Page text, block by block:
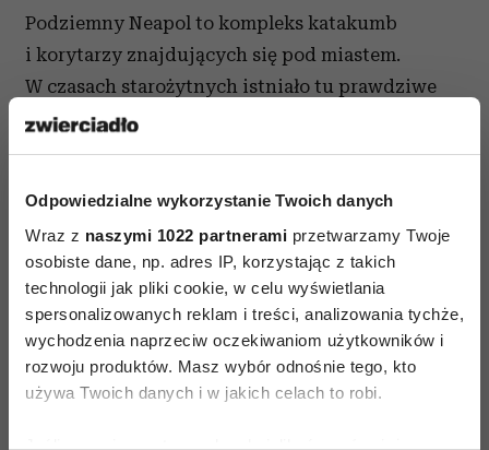
Odpowiedzialne wykorzystanie Twoich danych
Wraz z naszymi 1022 partnerami przetwarzamy Twoje
osobiste dane, np. adres IP, korzystając z takich
technologii jak pliki cookie, w celu wyświetlania
spersonalizowanych reklam i treści, analizowania tychże,
wychodzenia naprzeciw oczekiwaniom użytkowników i
rozwoju produktów. Masz wybór odnośnie tego, kto
używa Twoich danych i w jakich celach to robi.
Jeśli wyrazisz na to zgodę, chcielibyśmy również:
Podziemny Neapol to kompleks katakumb
i korytarzy znajdujących się pod miastem.
W czasach starożytnych istniało tu prawdziwe
podziemne miasto, gdzie wiele ulic miało swoje
odpowiedniki pod powierzchnią ziemi. Za
schronienia, a w czasie II wojny światowej
używano katakumb jako schronów podczas
nalotów aliantów. Podziemne miasto
wykorzystywano jednak głównie do grzebania
zmarłych. To prawdziwy Hades, który każdy ma
teraz na wyciągnięcie ręki.